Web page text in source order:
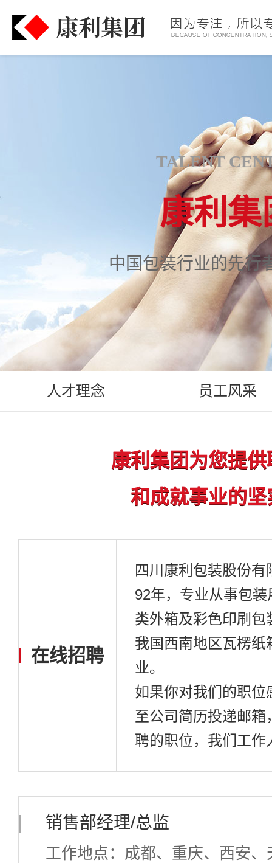
TALENT
康利集
中国包装行业的先行
人才理念 员工风采
康利集团为您提
和成就事业的坚
在线招聘
四川康利包装股份
92年，专业从事包
类外箱及彩色印刷
我国西南地区瓦楞
业。
如果你对我们的职
至公司简历投递邮
聘的职位，我们工
销售部经理/总监
工作地点：成都、重庆、西安、